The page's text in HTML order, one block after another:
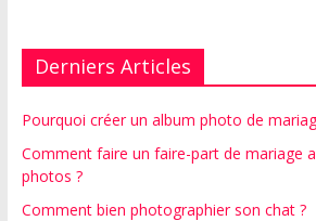
Derniers Articles
Pourquoi créer un album photo de
Comment faire un faire-part de mariage
photos ?
Comment bien photographier son chat ?